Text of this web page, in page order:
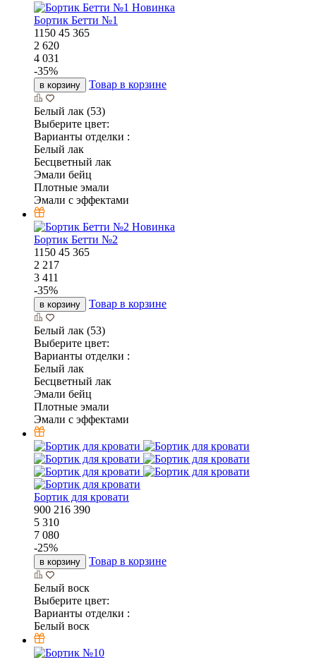
Новинка
Бортик Бетти №1
1150 45 365
2 620
4 031
-35%
в корзину Товар в корзине
Белый лак (53)
Выберите цвет:
Варианты отделки :
Белый лак
Бесцветный лак
Эмали бейц
Плотные эмали
Эмали с эффектами
Новинка
Бортик Бетти №2
1150 45 365
2 217
3 411
-35%
в корзину Товар в корзине
Белый лак (53)
Выберите цвет:
Варианты отделки :
Белый лак
Бесцветный лак
Эмали бейц
Плотные эмали
Эмали с эффектами
Бортик для кровати
900 216 390
5 310
7 080
-25%
в корзину Товар в корзине
Белый воск
Выберите цвет:
Варианты отделки :
Белый воск